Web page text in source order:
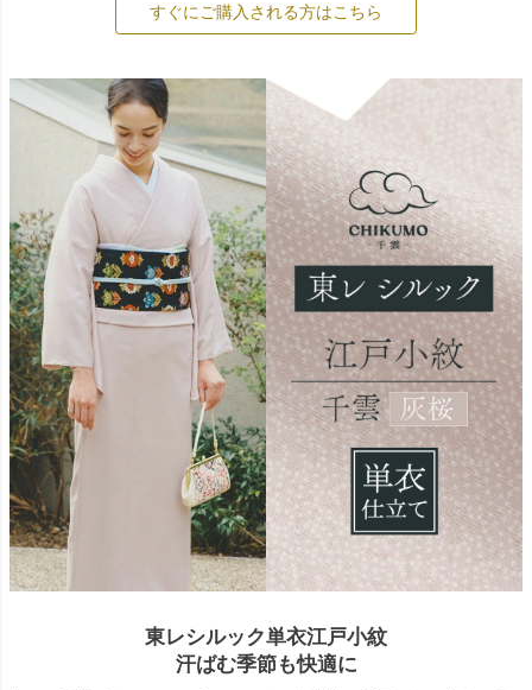
すぐにご購入される方はこちら
東レシルック単衣江戸小紋
汗ばむ季節も快適に